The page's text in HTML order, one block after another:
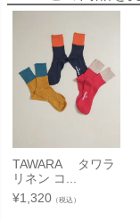
TAWARA タワラ
リネン コ...
¥1,320 （税込）